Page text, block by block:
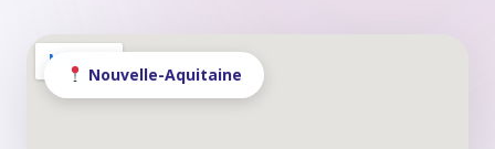
Nouvelle-Aquitaine